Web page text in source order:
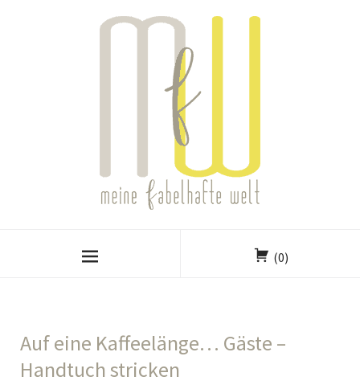
(0)
Auf eine Kaffeelänge… Gäste –
Handtuch stricken